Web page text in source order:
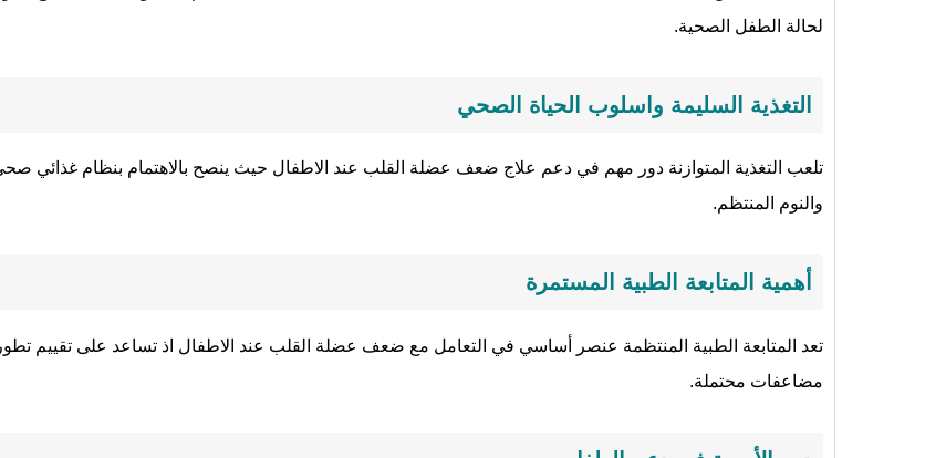
لحالة الطفل الصحية.
التغذية السليمة واسلوب الحياة الصحي
تلعب التغذية المتوازنة دور مهم في دعم علاج ضعف عضلة القلب عند الاطفال حيث ينصح بالاهتمام بنظام غذائي صحي
والنوم المنتظم.
أهمية المتابعة الطبية المستمرة
تعد المتابعة الطبية المنتظمة عنصر أساسي في التعامل مع ضعف عضلة القلب عند الاطفال اذ تساعد على تقييم تطور
مضاعفات محتملة.